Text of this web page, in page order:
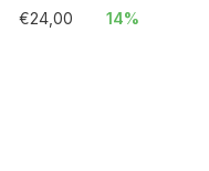
€24,00 14%